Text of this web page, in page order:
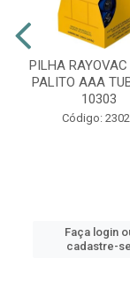
PILHA
PALITO AAA
10303
Código:
Faça login
cadastre-se